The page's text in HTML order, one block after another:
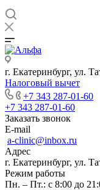
г. Екатеринбург, ул.
Налоговый вычет
+7 343 287-01-60
+7 343 287-01-60
Заказать звонок
E-mail
a-clinic@inbox.ru
Адрес
г. Екатеринбург, ул.
Режим работы
Пн. – Пт.: с 8:00 до